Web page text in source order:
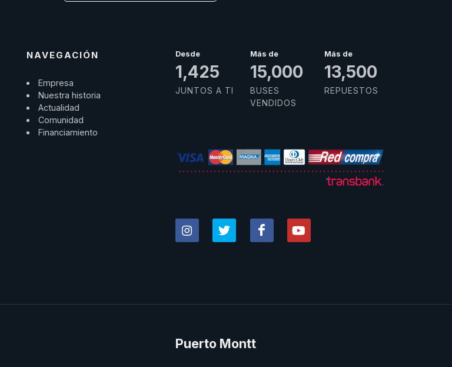
NAVEGACIÓN
Empresa
Nuestra historia
Actualidad
Comunidad
Financiamiento
Desde
1,832
JUNTOS A TI
Más de
15,000
BUSES
VENDIDOS
Más de
13,500
REPUESTOS
Puerto Montt